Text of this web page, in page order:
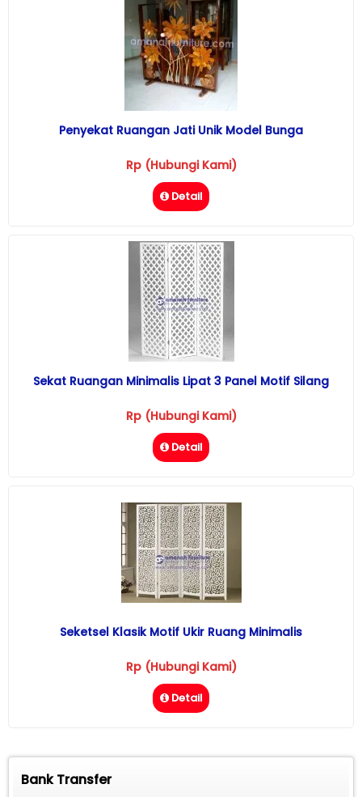
Penyekat Ruangan Jati Unik Model Bunga
Rp (Hubungi Kami)
Detail
Sekat Ruangan Minimalis Lipat 3 Panel Motif Silang
Rp (Hubungi Kami)
Detail
Seketsel Klasik Motif Ukir Ruang Minimalis
Rp (Hubungi Kami)
Detail
Bank Transfer